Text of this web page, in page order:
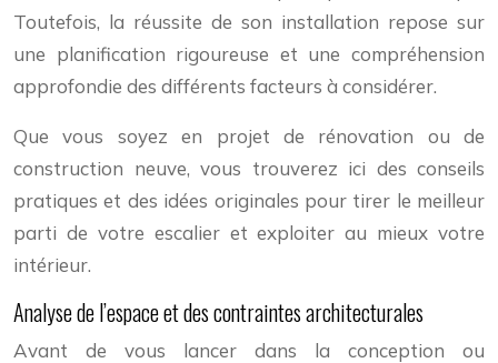
Toutefois, la réussite de son installation repose sur
une planification rigoureuse et une compréhension
approfondie des différents facteurs à considérer.
Que vous soyez en projet de rénovation ou de
construction neuve, vous trouverez ici des conseils
pratiques et des idées originales pour tirer le meilleur
parti de votre escalier et exploiter au mieux votre
intérieur.
Analyse de l’espace et des contraintes architecturales
Avant de vous lancer dans la conception ou